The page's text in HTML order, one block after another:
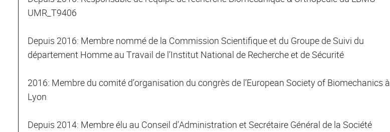
UMR_T9406
Depuis 2016: Membre nommé de la Commission Scientifique et du Groupe de Suivi du
département Homme au Travail de l’Institut National de Recherche et de Sécurité
2016: Membre du comité d’organisation du congrès de l’European Society of Biomechanics à
Lyon
Depuis 2014: Membre élu au Conseil d’Administration et Secrétaire Général de la Société